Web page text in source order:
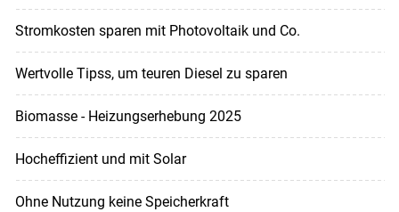
Stromkosten sparen mit Photovoltaik und Co.
Wertvolle Tipss, um teuren Diesel zu sparen
Biomasse - Heizungserhebung 2025
Hocheffizient und mit Solar
Ohne Nutzung keine Speicherkraft